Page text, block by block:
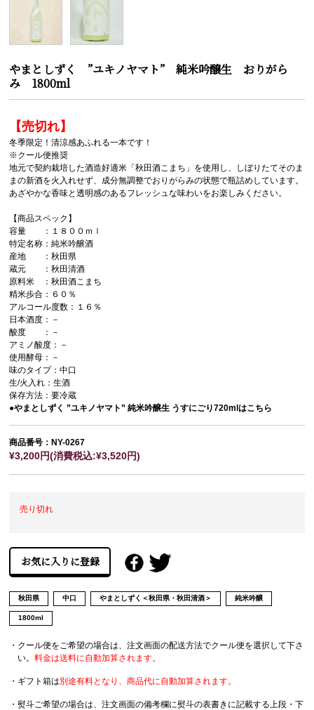
やまとしずく ”ユキノヤマト” 純米吟醸生 おりがら
み 1800ml
【売切れ】
冬季限定！清涼感あふれる一本です！
※クール便推奨
地元で契約栽培した酒造好適米「秋田酒こまち」を使用し、しぼりたてそのま
まの新酒を火入れせず、成分無調整でおりがらみの状態で瓶詰めしています。
あざやかな香味と透明感のあるフレッシュな味わいをお楽しみください。
【商品スペック】
容量 ：１８００ｍｌ
特定名称：純米吟醸酒
産地 ：秋田県
蔵元 ：秋田清酒
原料米 ：秋田酒こまち
精米歩合：６０％
アルコール度数：１６％
日本酒度：－
酸度 ：－
アミノ酸度：－
使用酵母：－
味のタイプ：中口
生/火入れ：生酒
保存方法：要冷蔵
●やまとしずく ”ユキノヤマト” 純米吟醸生 うすにごり720mlはこちら
商品番号：NY-0267
¥3,200円(消費税込:¥3,520円)
売り切れ
秋田県 中口 やまとしずく＜秋田県・秋田清酒＞ 純米吟醸
1800ml
・クール便をご希望の場合は、注文画面の配送方法でクール便を選択して下さ
い。料金は送料に自動加算されます。
・ギフト箱は別途有料となり、商品代に自動加算されます。
・熨斗ご希望の場合は、注文画面の備考欄に熨斗の表書きに記載する上段・下